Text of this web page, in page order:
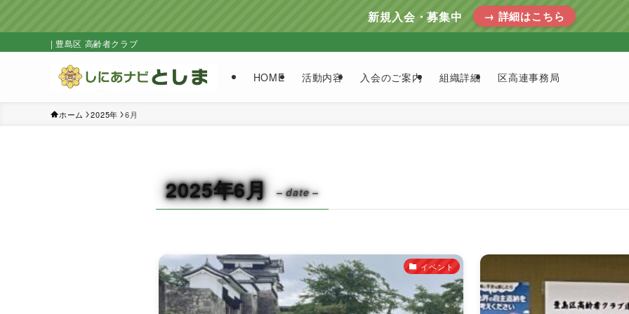
新規入会・募集中 → 詳細はこちら
| 豊島区 高齢者クラブ
HOME 活動内容 入会のご案内 組織詳細 区高連事務局
ホーム 2025年 6月
2025年6月 – date –
イベント